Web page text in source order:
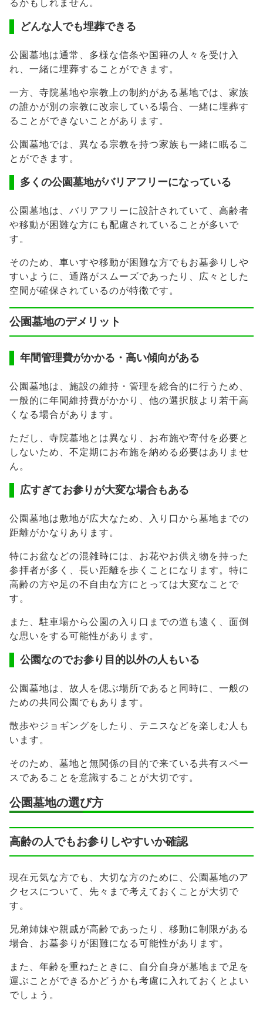
るかもしれません。
どんな人でも埋葬できる
公園墓地は通常、多様な信条や国籍の人々を受け入
れ、一緒に埋葬することができます。
一方、寺院墓地や宗教上の制約がある墓地では、家族
の誰かが別の宗教に改宗している場合、一緒に埋葬す
ることができないことがあります。
公園墓地では、異なる宗教を持つ家族も一緒に眠るこ
とができます。
多くの公園墓地がバリアフリーになっている
公園墓地は、バリアフリーに設計されていて、高齢者
や移動が困難な方にも配慮されていることが多いで
す。
そのため、車いすや移動が困難な方でもお墓参りしや
すいように、通路がスムーズであったり、広々とした
空間が確保されているのが特徴です。
公園墓地のデメリット
年間管理費がかかる・高い傾向がある
公園墓地は、施設の維持・管理を総合的に行うため、
一般的に年間維持費がかかり、他の選択肢より若干高
くなる場合があります。
ただし、寺院墓地とは異なり、お布施や寄付を必要と
しないため、不定期にお布施を納める必要はありませ
ん。
広すぎてお参りが大変な場合もある
公園墓地は敷地が広大なため、入り口から墓地までの
距離がかなりあります。
特にお盆などの混雑時には、お花やお供え物を持った
参拝者が多く、長い距離を歩くことになります。特に
高齢の方や足の不自由な方にとっては大変なことで
す。
また、駐車場から公園の入り口までの道も遠く、面倒
な思いをする可能性があります。
公園なのでお参り目的以外の人もいる
公園墓地は、故人を偲ぶ場所であると同時に、一般の
ための共同公園でもあります。
散歩やジョギングをしたり、テニスなどを楽しむ人も
います。
そのため、墓地と無関係の目的で来ている共有スペー
スであることを意識することが大切です。
公園墓地の選び方
高齢の人でもお参りしやすいか確認
現在元気な方でも、大切な方のために、公園墓地のア
クセスについて、先々まで考えておくことが大切で
す。
兄弟姉妹や親戚が高齢であったり、移動に制限がある
場合、お墓参りが困難になる可能性があります。
また、年齢を重ねたときに、自分自身が墓地まで足を
運ぶことができるかどうかも考慮に入れておくとよい
でしょう。